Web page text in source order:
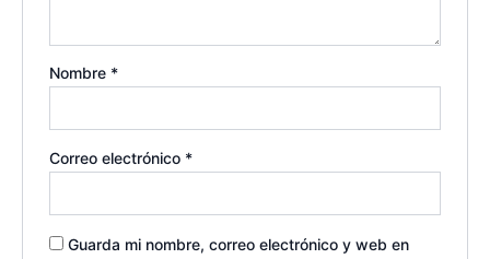
Nombre *
Correo electrónico *
Guarda mi nombre, correo electrónico y web en